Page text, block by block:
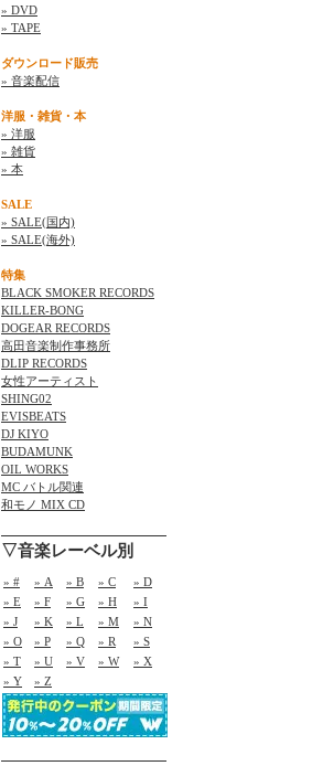
» DVD
» TAPE
ダウンロード販売
» 音楽配信
洋服・雑貨・本
» 洋服
» 雑貨
» 本
SALE
» SALE(国内)
» SALE(海外)
特集
BLACK SMOKER RECORDS
KILLER-BONG
DOGEAR RECORDS
高田音楽制作事務所
DLIP RECORDS
女性アーティスト
SHING02
EVISBEATS
DJ KIYO
BUDAMUNK
OIL WORKS
MC バトル関連
和モノ MIX CD
▽音楽レーベル別
» # » A » B » C
» D
» E
» F » G » H
» I
» J
» K » L » M
» N
» O
» P » Q » R
» S
» T
» U » V » W
» X
» Y
» Z